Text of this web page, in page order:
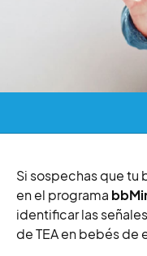
Si sospechas que tu
en el programa
identificar las
de TEA en bebés de